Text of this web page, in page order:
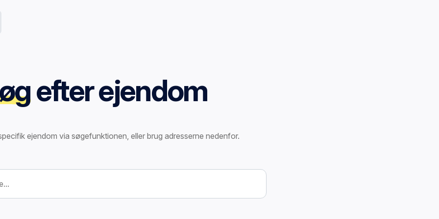
efter ejendom
ejendom via søgefunktionen, eller brug adresserne nedenfor.